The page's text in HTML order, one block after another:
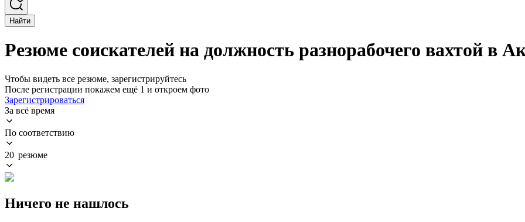
Найти
Резюме соискателей на должность разнорабочего вахтой в
Чтобы видеть все резюме, зарегистрируйтесь
После регистрации покажем ещё 1 и откроем фото
Зарегистрироваться
За всё время
По соответствию
20 резюме
Ничего не нашлось